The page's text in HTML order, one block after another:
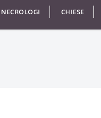
NECROLOGI CHIESE